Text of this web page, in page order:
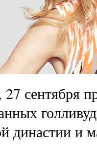
27 сентября
династии и